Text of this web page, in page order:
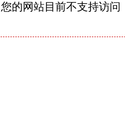
您的网站目前不支持访